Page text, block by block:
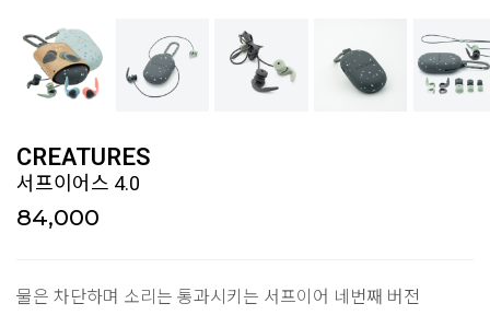
CREATURES
서프이어스 4.0
84,000
물은 차단하며 소리는 통과시키는 서프이어 네번째 버전